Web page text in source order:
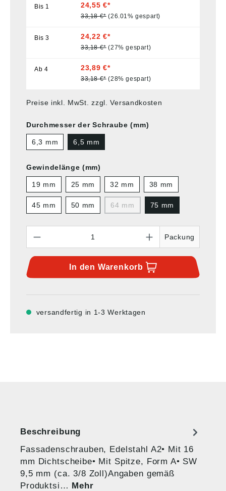
Bis 1 24,55 €*
33,18 €* (26.01% gespart)
Bis3 24,22 €*
33,18 €* (27% gespart)
Ab 4 23,89 €*
33,18 €* (28% gespart)
Preise inkl. MwSt. zzgl. Versandkosten
Durchmesser der Schraube (mm)
6,3 mm 6,5 mm
Gewindelänge (mm)
19 mm 25 mm 32 mm 38 mm
45 mm 50 mm 64 mm 75 mm
Packung
In den Warenkorb
versandfertig in 1-3 Werktagen
Beschreibung
Fassadenschrauben, Edelstahl A2• Mit 16
mm Dichtscheibe• Mit Spitze, Form A• SW
9,5 mm (ca. 3/8 Zoll)Angaben gemäß
Produktsi… Mehr